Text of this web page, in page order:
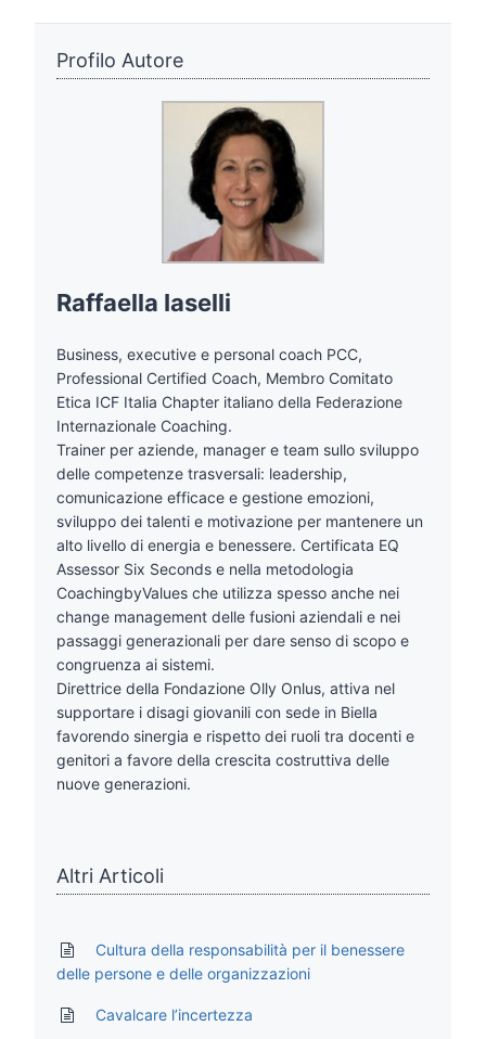
Profilo Autore
Raffaella Iaselli
Business, executive e personal coach PCC,
Professional Certified Coach, Membro Comitato
Etica ICF Italia Chapter italiano della Federazione
Internazionale Coaching.
Trainer per aziende, manager e team sullo sviluppo
delle competenze trasversali: leadership,
comunicazione efficace e gestione emozioni,
sviluppo dei talenti e motivazione per mantenere un
alto livello di energia e benessere. Certificata EQ
Assessor Six Seconds e nella metodologia
CoachingbyValues che utilizza spesso anche nei
change management delle fusioni aziendali e nei
passaggi generazionali per dare senso di scopo e
congruenza ai sistemi.
Direttrice della Fondazione Olly Onlus, attiva nel
supportare i disagi giovanili con sede in Biella
favorendo sinergia e rispetto dei ruoli tra docenti e
genitori a favore della crescita costruttiva delle
nuove generazioni.
Altri Articoli
Cultura della responsabilità per il benessere
delle persone e delle organizzazioni
Cavalcare l’incertezza